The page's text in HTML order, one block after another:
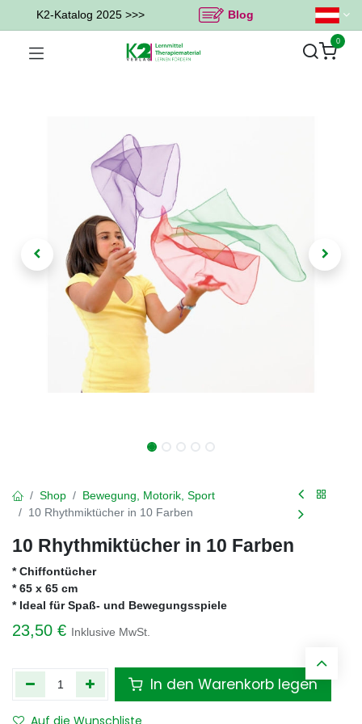
K2-Katalog 2025 >>> Blog
0
Shop
Bewegung, Motorik, Sport
10 Rhythmiktücher in 10 Farben
10 Rhythmiktücher in 10 Farben
* Chiffontücher
* 65 x 65 cm
* Ideal für Spaß- und Bewegungsspiele
23,50 € Inklusive MwSt.
In den Warenkorb legen
Auf die Wunschliste